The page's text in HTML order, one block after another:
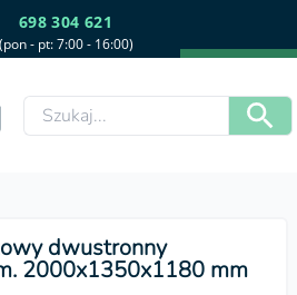
698 304 621
(pon - pt: 7:00 - 16:00)
dwustronny
2000x1350x1180 mm